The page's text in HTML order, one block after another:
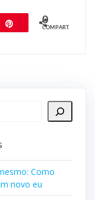
0
COMPART.
Como
novo eu